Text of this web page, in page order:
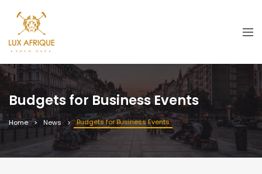
Budgets for Business Events
Home News Budgets for Business Events